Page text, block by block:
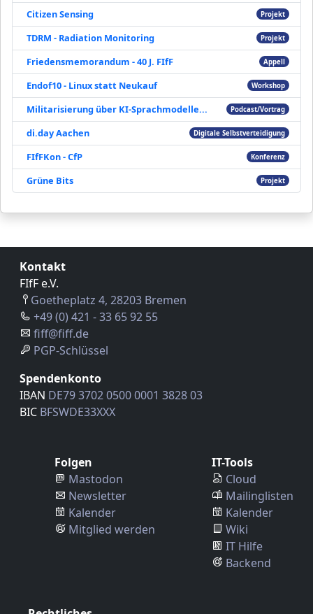
Citizen Sensing Projekt
TDRM - Radiation Monitoring Projekt
Friedensmemorandum - 40 J. FIfF Appell
Endof10 - Linux statt Neukauf Workshop
Militarisierung über KI-Sprachmodelle... Podcast/Vortrag
di.day Aachen Digitale Selbstverteidigung
FIfFKon - CfP Konferenz
Grüne Bits Projekt
Kontakt
FIfF e.V.
Goetheplatz 4, 28203 Bremen
+49 (0) 421 - 33 65 92 55
fiff@fiff.de
PGP-Schlüssel
Spendenkonto
IBAN DE79 3702 0500 0001 3828 03
BIC BFSWDE33XXX
Folgen
Mastodon
Newsletter
Kalender
Mitglied werden
IT-Tools
Cloud
Mailinglisten
Kalender
Wiki
IT Hilfe
Backend